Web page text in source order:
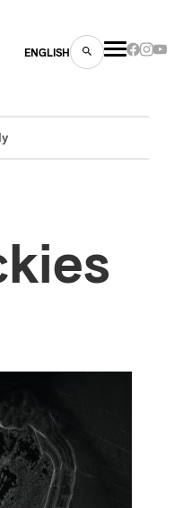
ENGLISH